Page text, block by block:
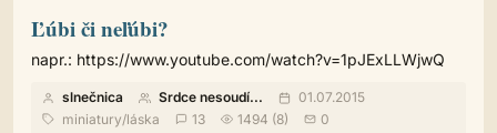
Ľúbi či neľúbi?
napr.: https://www.youtube.com/watch?v=1pJExLLWjwQ
slnečnica Srdce nesoudí...
01.07.2015
miniatury/láska 13 1494 (8) 0